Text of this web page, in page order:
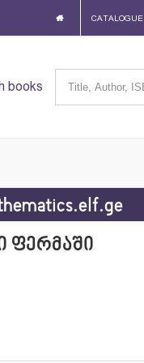
CATALOGUE
books
ფერმაში